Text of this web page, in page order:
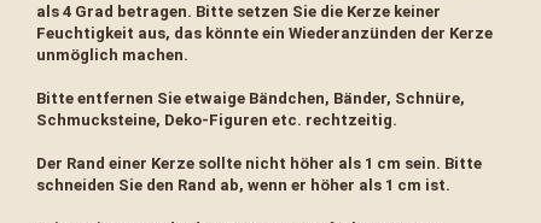
als 4 Grad betragen. Bitte setzen Sie die Kerze keiner
Feuchtigkeit aus, das könnte ein Wiederanzünden der Kerze
unmöglich machen.
Bitte entfernen Sie etwaige Bändchen, Bänder, Schnüre,
Schmucksteine, Deko-Figuren etc. rechtzeitig.
Der Rand einer Kerze sollte nicht höher als 1 cm sein. Bitte
schneiden Sie den Rand ab, wenn er höher als 1 cm ist.